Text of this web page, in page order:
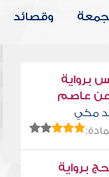
وقصائد
برواية
عاصم
مكي
برواية